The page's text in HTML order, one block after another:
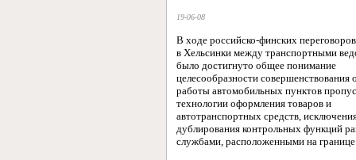
19-06-08
В ходе российско-финских
в Хельсинки между транспортными
было достигнуто общее понимание
целесообразности совершенствования
работы автомобильных пунктов
технологии оформления товаров и
автотранспортных средств,
дублирования контрольных функций
службами, расположенными на